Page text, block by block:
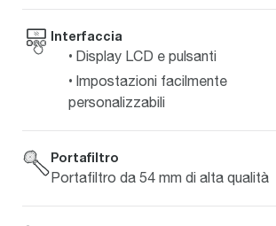
Interfaccia
Display LCD e pulsanti
Impostazioni facilmente
personalizzabili
Portafiltro
Portafiltro da 54 mm di alta qualità